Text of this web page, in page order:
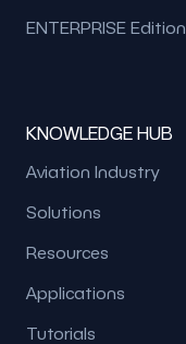
ENTERPRISE Edition
KNOWLEDGE HUB
Aviation Industry
Solutions
Resources
Applications
Tutorials